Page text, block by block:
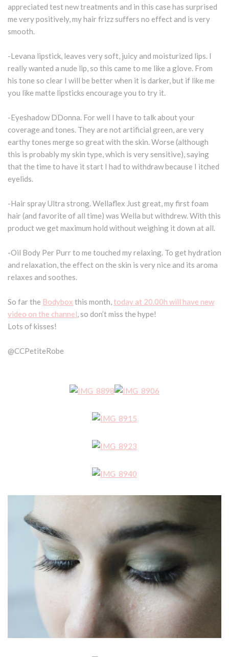
appreciated test new treatments and in this case has surprised
me very positively, my hair frizz suffers no effect and is very
smooth.
-Levana lipstick, leaves very soft, juicy and moisturized lips. I
really wanted a nude lip, so this came to me like a glove. From
his tone so clear I will be better when it is darker, but if like me
you like matte lipsticks encourage you to try it.
-Eyeshadow DDonna. For well I have to talk about your
coverage and tones. They are not artificial green, are very
earthy tones merge so great with the skin. Worse (although
this is probably my skin type, which is very sensitive), saying
that the time to have it start I had to withdraw because I itched
eyelids.
-Hair spray Ultra strong. Wellaflex Just great, my first foam
hair (and favorite of all time) was Wella but withdrew. With this
product we get maximum hold without weighing it down at all.
-Oil Body Per Purr to me touched my relaxing. To get hydration
and relaxation, the effect on the skin is very nice and its aroma
relaxes and soothes.
So far the Bodybox this month,today at 20.00h will have new
video on the channel, so don’t miss the hype!
Lots of kisses!
@CCPetiteRobe